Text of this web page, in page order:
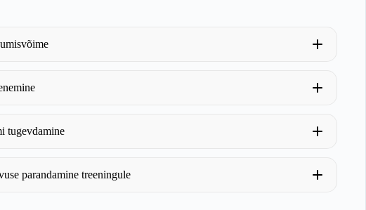
tugevdamine
parandamine treeningule